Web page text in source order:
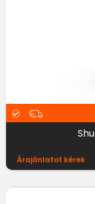
Árajánlatot kérek